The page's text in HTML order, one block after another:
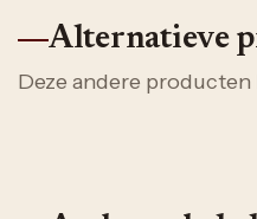
Alternatieve
Deze andere